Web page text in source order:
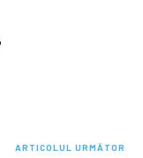
ARTICOLUL URMĂTOR